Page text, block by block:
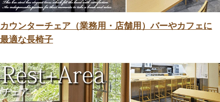
カウンターチェア（業務用・店舗用）バーやカフェに
最適な長椅子